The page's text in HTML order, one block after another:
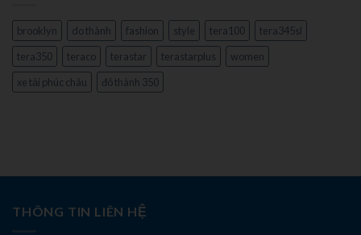
brooklyn do thành fashion style tera100
tera345sl
tera350
teraco terastar terastarplus
women
xe tải phúc châu
đô thành 350
THÔNG TIN LIÊN HỆ